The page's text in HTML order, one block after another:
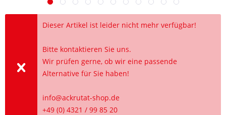
Dieser Artikel ist leider nicht mehr verfügbar!
Bitte kontaktieren Sie uns.
Wir prüfen gerne, ob wir eine passende
Alternative für Sie haben!
info@ackrutat-shop.de
+49 (0) 4321 / 99 85 20